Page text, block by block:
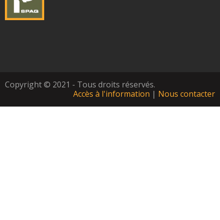
Copyright © 2021 - Tous droits réservés.
Accès à l'information | Nous contacter